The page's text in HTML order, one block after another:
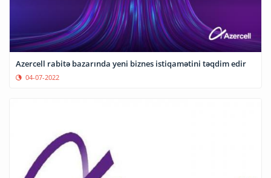
Azercell rabitə bazarında yeni biznes istiqamətini təqdim edir
04-07-2022